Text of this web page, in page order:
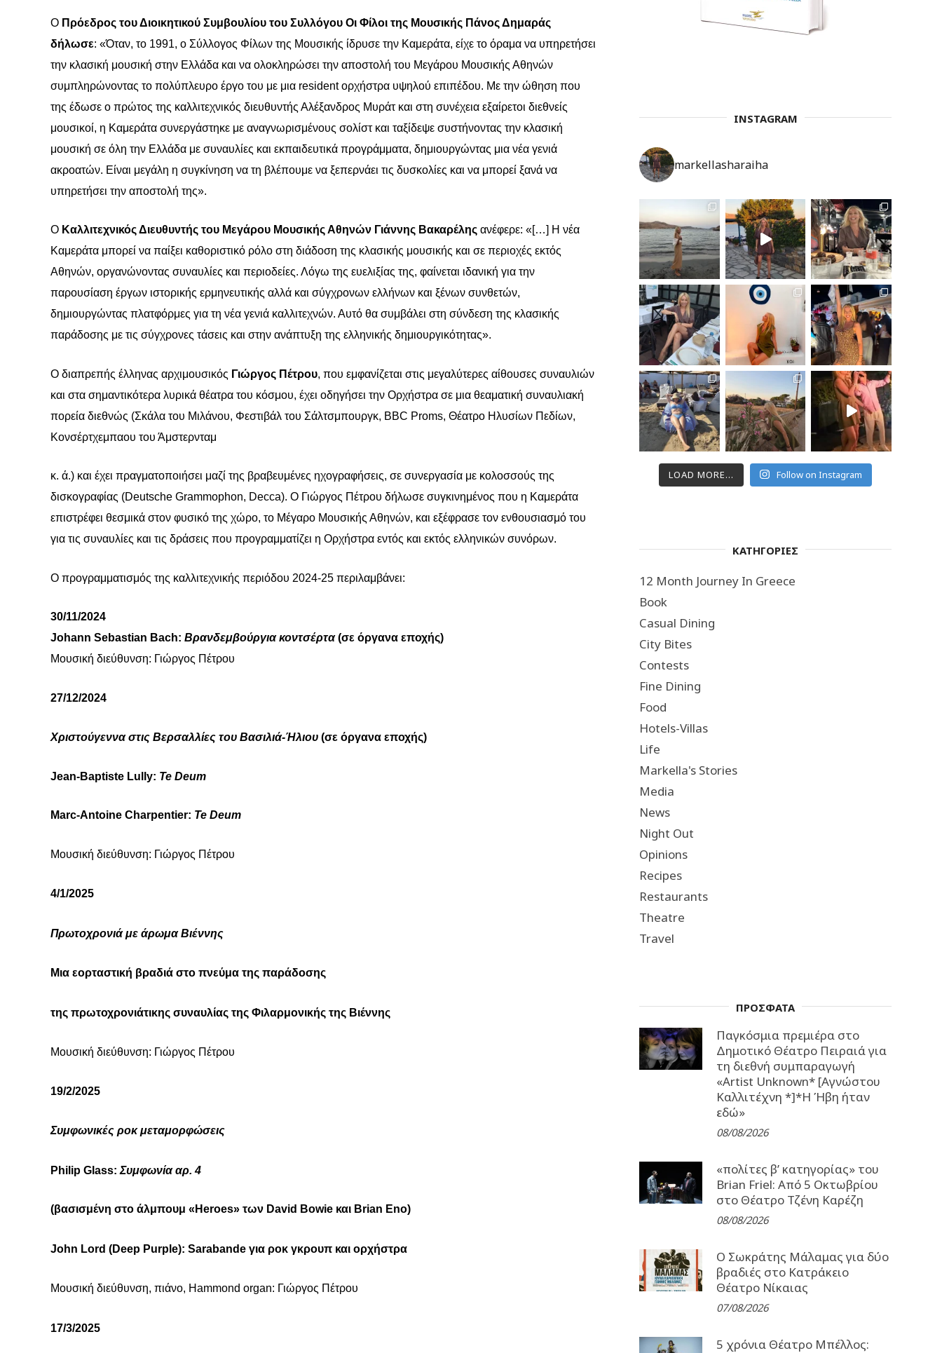
Ο Πρόεδρος του Διοικητικού Συμβουλίου του Συλλόγου Οι Φίλοι της Μουσικής Πάνος Δημαράς
δήλωσε: «Όταν, το 1991, ο Σύλλογος Φίλων της Μουσικής ίδρυσε την Καμεράτα, είχε το όραμα να υπηρετήσει
την κλασική μουσική στην Ελλάδα και να ολοκληρώσει την αποστολή του Μεγάρου Μουσικής Αθηνών
συμπληρώνοντας το πολύπλευρο έργο του με μια residentορχήστρα υψηλού επιπέδου. Με την ώθηση που
της έδωσε ο πρώτος της καλλιτεχνικός διευθυντής Αλέξανδρος Μυράτ και στη συνέχεια εξαίρετοι διεθνείς
μουσικοί, η Καμεράτα συνεργάστηκε με αναγνωρισμένους σολίστ και ταξίδεψε συστήνοντας την κλασική
μουσική σε όλη την Ελλάδα με συναυλίες και εκπαιδευτικά προγράμματα, δημιουργώντας μια νέα γενιά
ακροατών. Είναι μεγάλη η συγκίνηση να τη βλέπουμε να ξεπερνάει τις δυσκολίες και να μπορεί ξανά να
υπηρετήσει την αποστολή της».
Ο Καλλιτεχνικός Διευθυντής του Μεγάρου Μουσικής Αθηνών Γιάννης Βακαρέλης ανέφερε: «[…] Η νέα
Καμεράτα μπορεί να παίξει καθοριστικό ρόλο στη διάδοση της κλασικής μουσικής και σε περιοχές εκτός
Αθηνών, οργανώνοντας συναυλίες και περιοδείες. Λόγω της ευελιξίας της, φαίνεται ιδανική για την
παρουσίαση έργων ιστορικής ερμηνευτικής αλλά και σύγχρονων ελλήνων και ξένων συνθετών,
δημιουργώντας πλατφόρμες για τη νέα γενιά καλλιτεχνών. Αυτό θα συμβάλει στη σύνδεση της κλασικής
παράδοσης με τις σύγχρονες τάσεις και στην ανάπτυξη της ελληνικής δημιουργικότητας».
Ο διαπρεπής έλληνας αρχιμουσικός Γιώργος Πέτρου, που εμφανίζεται στις μεγαλύτερες αίθουσες συναυλιών
και στα σημαντικότερα λυρικά θέατρα του κόσμου, έχει οδηγήσει την Ορχήστρα σε μια θεαματική συναυλιακή
πορεία διεθνώς (Σκάλα του Μιλάνου, Φεστιβάλ του Σάλτσμπουργκ, BBC Proms, Θέατρο Ηλυσίων Πεδίων,
Κονσέρτχεμπαου του Άμστερνταμ
κ. ά.) και έχει πραγματοποιήσει μαζί της βραβευμένες ηχογραφήσεις, σε συνεργασία με κολοσσούς της
δισκογραφίας (Deutsche Grammophon, Decca). O Γιώργος Πέτρου δήλωσε συγκινημένος που η Καμεράτα
επιστρέφει θεσμικά στον φυσικό της χώρο, το Μέγαρο Μουσικής Αθηνών, και εξέφρασε τον ενθουσιασμό του
για τις συναυλίες και τις δράσεις που προγραμματίζει η Ορχήστρα εντός και εκτός ελληνικών συνόρων.
Ο προγραμματισμός της καλλιτεχνικής περιόδου 2024-25 περιλαμβάνει:
30/11/2024
Johann Sebastian Bach: Βρανδεμβούργια κοντσέρτα(σε όργανα εποχής)
Μουσική διεύθυνση: Γιώργος Πέτρου
27/12/2024
Χριστούγεννα στις Βερσαλλίες του Βασιλιά-Ήλιου (σε όργανα εποχής)
Jean-Baptiste Lully: Te Deum
Marc-Antoine Charpentier: Te Deum
Μουσική διεύθυνση: Γιώργος Πέτρου
4/1/2025
Πρωτοχρονιά με άρωμα Βιέννης
Μια εορταστική βραδιά στο πνεύμα της παράδοσης
της πρωτοχρονιάτικης συναυλίας της Φιλαρμονικής της Βιέννης
Μουσική διεύθυνση: Γιώργος Πέτρου
19/2/2025
Συμφωνικές ροκ μεταμορφώσεις
Philip Glass: Συμφωνία αρ. 4
(βασισμένη στο άλμπουμ «Heroes» των David Bowie και Brian Eno)
John Lord (Deep Purple): Sarabande για ροκ γκρουπ και ορχήστρα
Mουσική διεύθυνση, πιάνο, Hammond organ: Γιώργος Πέτρου
17/3/2025
INSTAGRAM
markellasharaiha
LOAD MORE... Follow on Instagram
ΚΑΤΗΓΟΡΙΕΣ
12 Month Journey In Greece
Book
Casual Dining
City Bites
Contests
Fine Dining
Food
Hotels-Villas
Life
Markella's Stories
Media
News
Night Out
Opinions
Recipes
Restaurants
Theatre
Travel
ΠΡΟΣΦΑΤΑ
Παγκόσμια πρεμιέρα στο
Δημοτικό Θέατρο Πειραιά για
τη διεθνή συμπαραγωγή
«Artist Unknown* [Αγνώστου
Καλλιτέχνη *]*Η Ήβη ήταν
εδώ»
08/08/2026
«πολίτες β’ κατηγορίας» του
Brian Friel: Από 5 Οκτωβρίου
στο Θέατρο Τζένη Καρέζη
08/08/2026
Ο Σωκράτης Μάλαμας για δύο
βραδιές στο Κατράκειο
Θέατρο Νίκαιας
07/08/2026
5 χρόνια Θέατρο Μπέλλος: